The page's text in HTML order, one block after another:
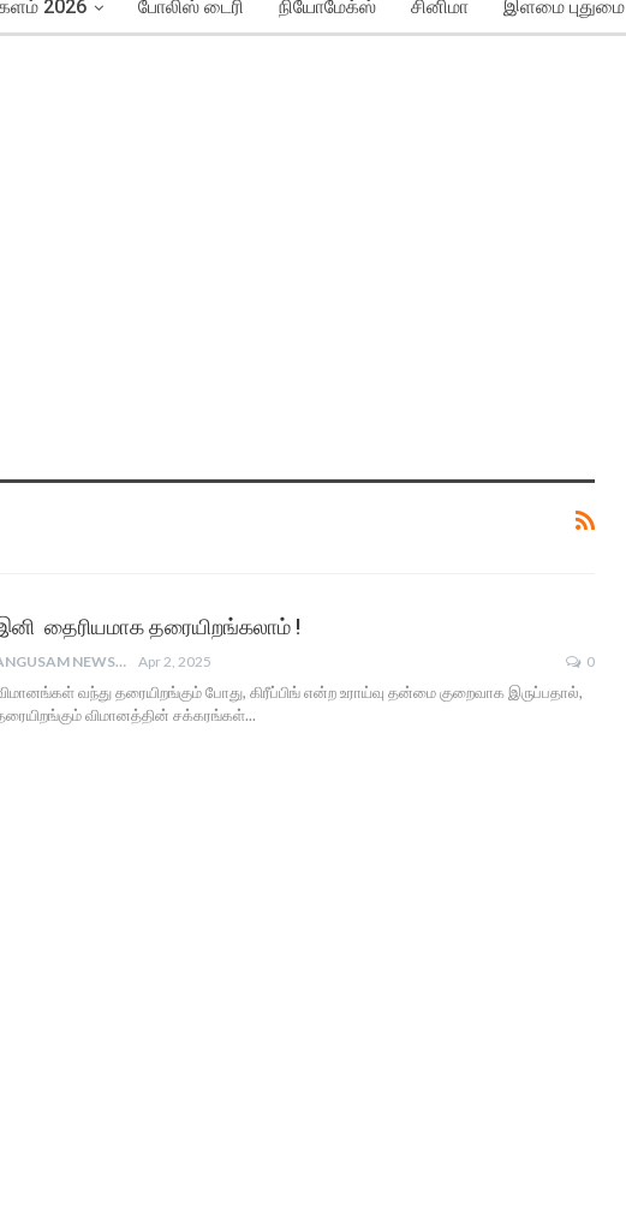
2026 போலிஸ் டைரி நியோமேக்ஸ் சினிமா இளமை புதுமை
தைரியமாக தரையிறங்கலாம் !
ANGUSAM NEWS Apr 2, 2025 0
வந்து தரையிறங்கும் போது, கிரீப்பிங் என்ற உராய்வு தன்மை குறைவாக இருப்பதால்,
விமானத்தின் சக்கரங்கள்...